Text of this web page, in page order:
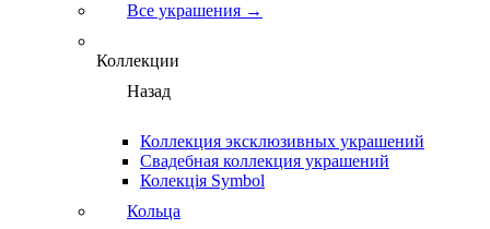
Все украшения →
Коллекции
Назад
Коллекция эксклюзивных украшений
Свадебная коллекция украшений
Колекція Symbol
Кольца